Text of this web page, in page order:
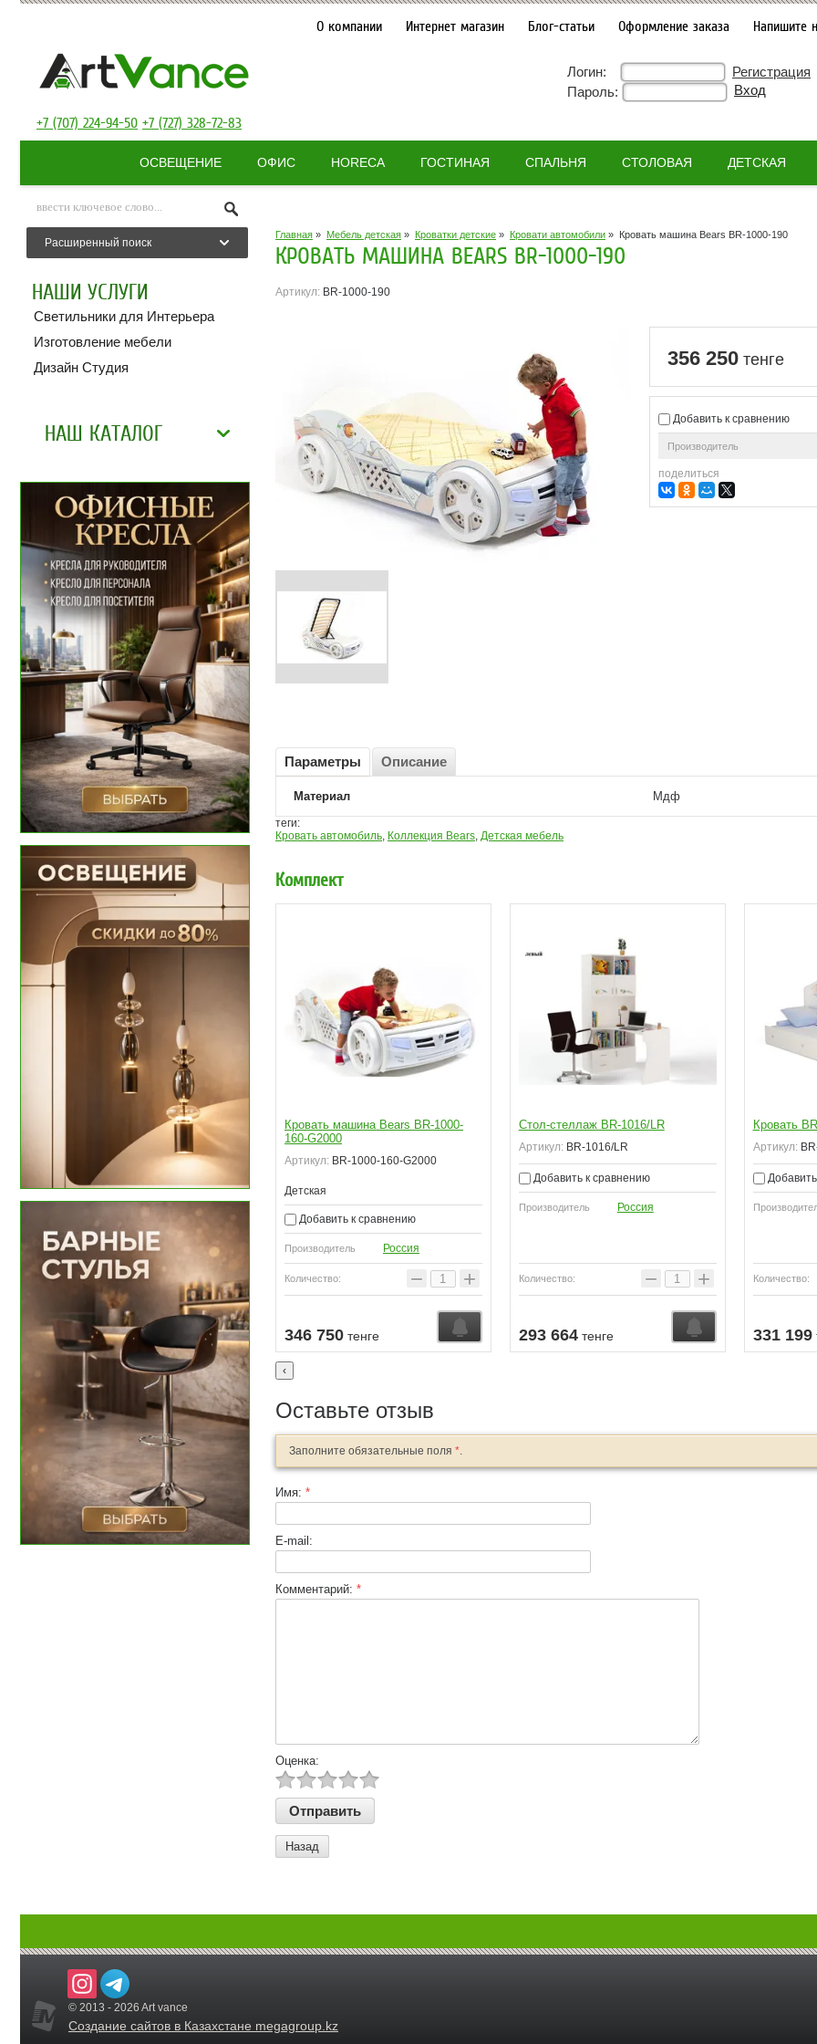
О компании Интернет магазин Блог-статьи Оформление заказа Напишите
Логин: Регистрация
Пароль:
+7 (707) 224-94-50 +7 (727) 328-72-83
ОСВЕЩЕНИЕ ОФИС HORECA ГОСТИНАЯ СПАЛЬНЯ СТОЛОВАЯ ДЕТСКАЯ
Расширенный поиск
НАШИ УСЛУГИ
Светильники для Интерьера
Изготовление мебели
Дизайн Студия
НАШ КАТАЛОГ
Главная » Мебель детская » Кроватки детские » Кровати автомобили » Кровать машина Bears BR-1000-190
КРОВАТЬ МАШИНА BEARS BR-1000-190
Артикул: BR-1000-190
356 250 тенге
Добавить к сравнению
Производитель
поделиться
Параметры Описание
Материал Мдф
теги:
Кровать автомобиль, Коллекция Bears, Детская мебель
Комплект
Кровать машина Bears BR-1000-
160-G2000
Артикул: BR-1000-160-G2000
Детская
Добавить к сравнению
Производитель Россия
Количество: − +
346 750 тенге
Стол-стеллаж BR-1016/LR
Артикул:BR-1016/LR
Добавить к сравнению
Производитель Россия
Количество: − +
293 664тенге
Кровать
Артикул:
Количество:
331 199
о поступлении Узнать о поступлении Узнать о поступлении Узнать о
‹
Оставьте отзыв
Заполните обязательные поля *.
Имя: *
E-mail:
Комментарий: *
Оценка:
Назад
© 2013 - 2026 Art vance
Создание сайтов в Казахстане megagroup.kz